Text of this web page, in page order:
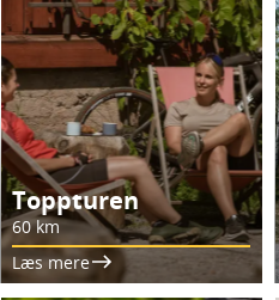
Toppturen
60 km
Læs mere